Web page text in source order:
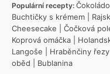
Populární recepty:
Buchtičky s krémem
Cheesecake
Čočková
Koprová omáčka
Langoše
Hraběnčiny řezy
oběd
Bublanina